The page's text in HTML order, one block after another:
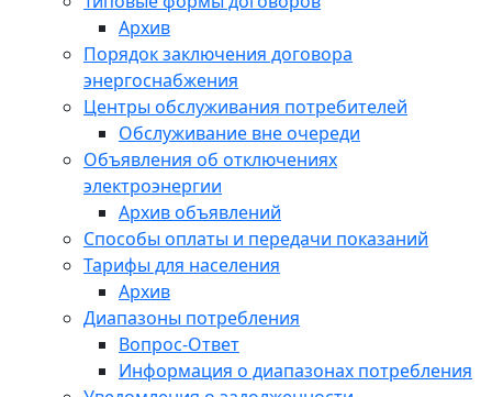
Архив
Порядок заключения договора
энергоснабжения
Центры обслуживания потребителей
Обслуживание вне очереди
Объявления об отключениях
электроэнергии
Архив объявлений
Способы оплаты и передачи показаний
Тарифы для населения
Архив
Диапазоны потребления
Вопрос-Ответ
Информация о диапазонах потребления